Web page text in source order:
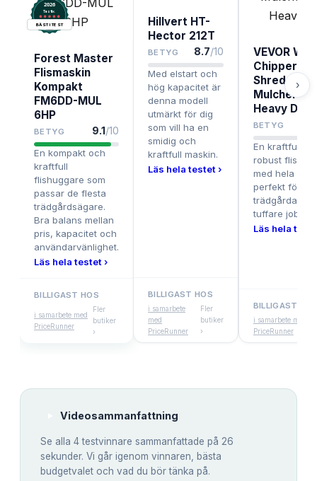
2026
Testix.
BÄST I TEST
Forest Master
Flismaskin
Kompakt
FM6DD-MUL
6HP
BETYG 9.1/10
En kompakt och
kraftfull
flishuggare som
passar de flesta
trädgårdsägare.
Bra balans mellan
pris, kapacitet och
användarvänlighet.
Läs hela testet ›
BILLIGAST HOS
i samarbete med
PriceRunner
Fler
butiker
›
Hillvert HT-
Hector 212T
BETYG 8.7/10
Med elstart och
hög kapacitet är
denna modell
utmärkt för dig
som vill ha en
smidig och
kraftfull maskin.
Läs hela testet ›
BILLIGAST HOS
i samarbete
med
PriceRunner
Fler
butiker
›
VEVOR
Chipper
Shredder
Mulcher 12
Heavy Duty
BETYG
En kraftfull
robust
med hela 12
perfekt för
trädgårdar
tuffare jobb.
Läs hela
BILLIGAST
i samarbete med
PriceRunner
›
Videosammanfattning
Se alla 4testvinnare sammanfattade på 26
sekunder. Vi går igenom vinnaren, bästa
budgetvalet och vad du bör tänka på.